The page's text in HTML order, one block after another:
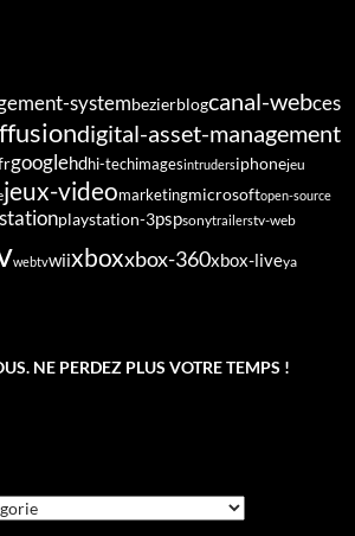
systembezierblogcanal-webces
digital-asset-management
googlehdhi-techimagesintrudersiphonejeu
jeux-videomarketingmicrosoftopen-source
playstation-3pspsonytrailerstv-web
webtvwiixboxxbox-360xbox-liveya
NE PERDEZ PLUS VOTRE TEMPS !